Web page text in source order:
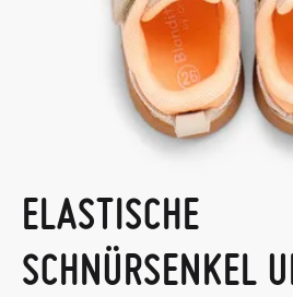
ELASTISCHE
SCHNÜRSENKEL